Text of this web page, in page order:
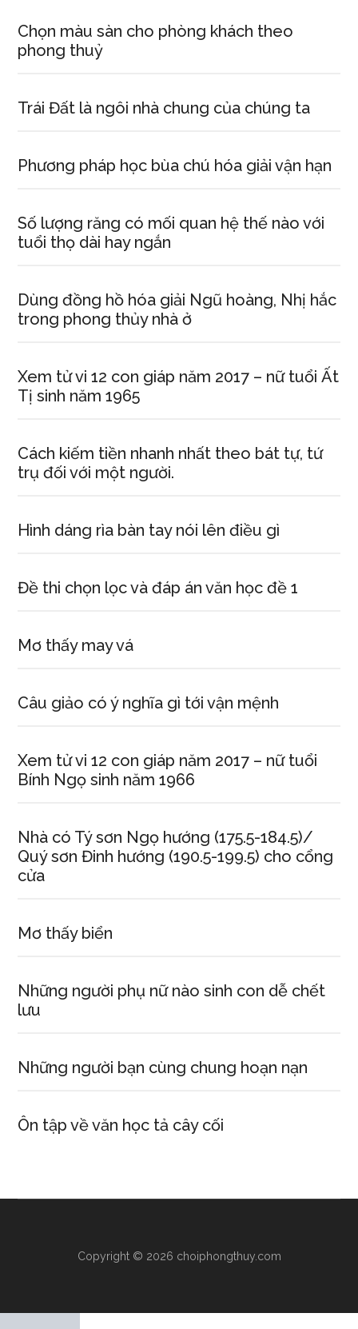
Chọn màu sàn cho phòng khách theo
phong thuỷ
Trái Đất là ngôi nhà chung của chúng ta
Phương pháp học bùa chú hóa giải vận hạn
Số lượng răng có mối quan hệ thế nào với
tuổi thọ dài hay ngắn
Dùng đồng hồ hóa giải Ngũ hoàng, Nhị hắc
trong phong thủy nhà ở
Xem tử vi 12 con giáp năm 2017 – nữ tuổi Ất
Tị sinh năm 1965
Cách kiếm tiền nhanh nhất theo bát tự, tứ
trụ đối với một người.
Hình dáng rìa bàn tay nói lên điều gì
Đề thi chọn lọc và đáp án văn học đề 1
Mơ thấy may vá
Câu giảo có ý nghĩa gì tới vận mệnh
Xem tử vi 12 con giáp năm 2017 – nữ tuổi
Bính Ngọ sinh năm 1966
Nhà có Tý sơn Ngọ hướng (175.5-184.5)/
Quý sơn Đinh hướng (190.5-199.5) cho cổng
cửa
Mơ thấy biển
Những người phụ nữ nào sinh con dễ chết
lưu
Những người bạn cùng chung hoạn nạn
Ôn tập về văn học tả cây cối
Copyright © 2026 choiphongthuy.com